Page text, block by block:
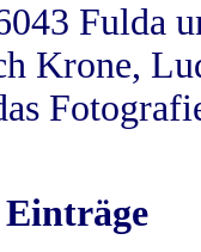
Fulda
Krone,
Einträge